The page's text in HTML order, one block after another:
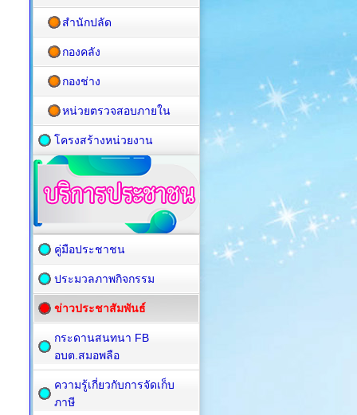
สำนักปลัด
กองคลัง
กองช่าง
หน่วยตรวจสอบภายใน
โครงสร้างหน่วยงาน
คู่มือประชาชน
ประมวลภาพกิจกรรม
ข่าวประชาสัมพันธ์
กระดานสนทนา FB
อบต.สมอพลือ
ความรู้เกี่ยวกับการจัดเก็บ
ภาษี